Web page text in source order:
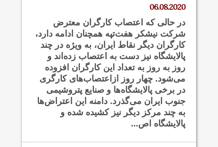
06.08.2020
در حالی که اعتصاب کارگران معترض
شرکت نیشکر هفت‌تپه همچنان ادامه دارد،
کارگران دیگر نقاط ایران، به ویژه در چند
پالایشگاه نیز دست به اعتصاب زده‌اند و
روز به روز به تعداد این کارگران افزوده
می‌شود. چهار روز ازاعتصاب‌های کارگری
در برخی پالایشگاه‌ها و صنایع پتروشیمی
جنوب ایران می‌گذرد. دامنه این اعتراض‌ها
به چند مرکز دیگر نیز کشیده شده و
پالایشگاه اص...